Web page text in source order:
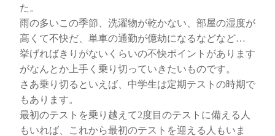
た。
雨の多いこの季節、洗濯物が乾かない、部屋の湿度が
高くて不快だ、単車の通勤が億劫になるなどなど…
挙げればきりがないくらいの不快ポイントがあります
がなんとか上手く乗り切っていきたいものです。
さあ乗り切るといえば、中学生は定期テストの時期で
もあります。
最初のテストを乗り越えて2度目のテストに備える人
もいれば、これから最初のテストを迎える人もいま